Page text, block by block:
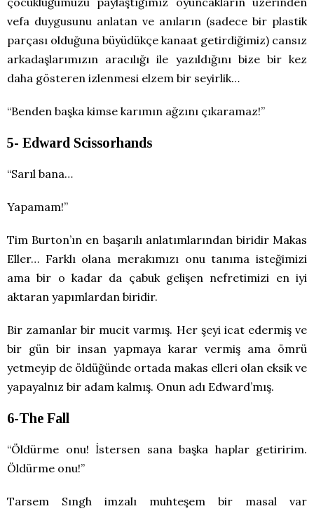
vefa duygusunu anlatan ve anıların (sadece bir plastik
parçası olduğuna büyüdükçe kanaat getirdiğimiz) cansız
arkadaşlarımızın aracılığı ile yazıldığını bize bir kez
daha gösteren izlenmesi elzem bir seyirlik…
“Benden başka kimse karımın ağzını çıkaramaz!”
5- Edward Scissorhands
“Sarıl bana…
Yapamam!”
Tim Burton’ın en başarılı anlatımlarından biridir Makas
Eller… Farklı olana merakımızı onu tanıma isteğimizi
ama bir o kadar da çabuk gelişen nefretimizi en iyi
aktaran yapımlardan biridir.
Bir zamanlar bir mucit varmış. Her şeyi icat edermiş ve
bir gün bir insan yapmaya karar vermiş ama ömrü
yetmeyip de öldüğünde ortada makas elleri olan eksik ve
yapayalnız bir adam kalmış. Onun adı Edward’mış.
6-The Fall
“Öldürme onu! İstersen sana başka haplar getiririm.
Öldürme onu!”
Tarsem Sıngh imzalı muhteşem bir masal var